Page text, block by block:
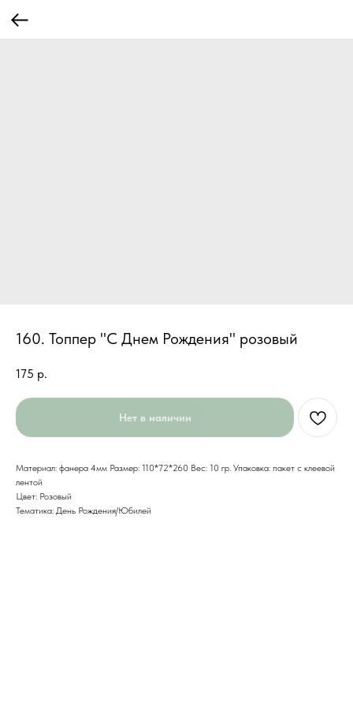
160. Топпер "С Днем Рождения" розовый
175 р.
Нет в наличии
Материал: фанера 4мм Размер: 110*72*260 Вес: 10 гр. Упаковка: пакет с клеевой
лентой
Цвет: Розовый
Тематика: День Рождения/Юбилей